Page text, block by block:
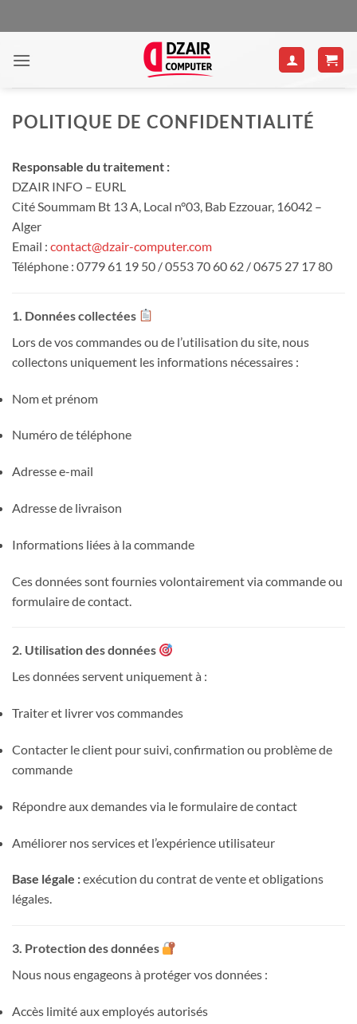
au
POLITIQUE DE CONFIDENTIALITÉ
Responsable du traitement :
DZAIR INFO – EURL
Cité Soummam Bt 13 A, Local n°03, Bab Ezzouar, 16042 –
Alger
Email : contact@dzair-computer.com
Téléphone : 0779 61 19 50 / 0553 70 60 62 / 0675 27 17 80
1. Données collectées
Lors de vos commandes ou de l’utilisation du site, nous
collectons uniquement les informations nécessaires :
Nom et prénom
Numéro de téléphone
Adresse e-mail
Adresse de livraison
Informations liées à la commande
Ces données sont fournies volontairement via commande ou
formulaire de contact.
2. Utilisation des données
Les données servent uniquement à :
Traiter et livrer vos commandes
Contacter le client pour suivi, confirmation ou problème de
commande
Répondre aux demandes via le formulaire de contact
Améliorer nos services et l’expérience utilisateur
Base légale :exécution du contrat de vente et obligations
légales.
3. Protection des données
Nous nous engageons à protéger vos données :
Accès limité aux employés autorisés